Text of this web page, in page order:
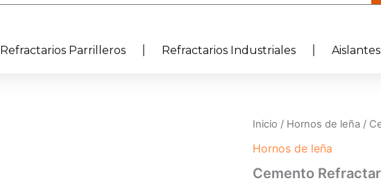
Refractarios Parrilleros Refractarios Industriales
Inicio / Hornos de leña /
Hornos de leña
Cemento
Cemento
Piso
x